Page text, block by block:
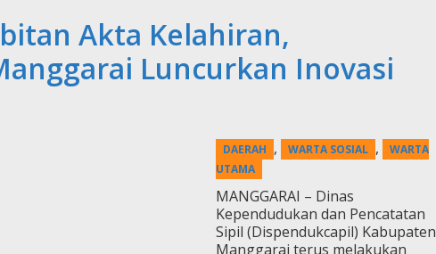
Akta Kelahiran,
Luncurkan Inovasi
DAERAH , WARTA SOSIAL ,
WARTA
UTAMA
MANGGARAI – Dinas
Kependudukan dan Pencatatan
Sipil (Dispendukcapil) Kabupaten
Manggarai terus melakukan